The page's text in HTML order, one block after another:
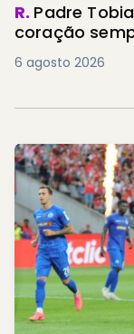
R. Padre
coração
6 agosto 2026